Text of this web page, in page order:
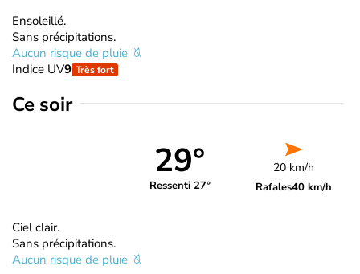
Ensoleillé.
Sans précipitations.
Aucun risque de pluie
Indice UV9 Très fort
Ce soir
29°
Ressenti 27°
20 km/h
Rafales40 km/h
Ciel clair.
Sans précipitations.
Aucun risque de pluie